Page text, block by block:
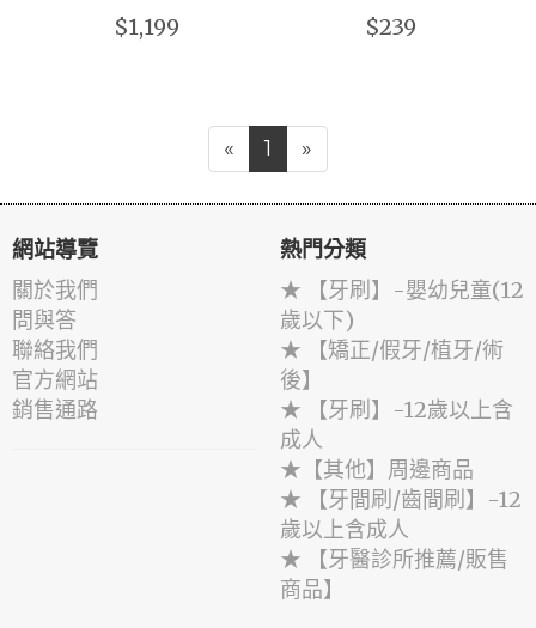
$1,199 $239
« 1 »
網站導覽
關於我們
問與答
聯絡我們
官方網站
銷售通路
熱門分類
★ 【牙刷】-嬰幼兒童(12
歲以下)
★ 【矯正/假牙/植牙/術
後】
★ 【牙刷】-12歲以上含
成人
★【其他】周邊商品
★ 【牙間刷/齒間刷】-12
歲以上含成人
★ 【牙醫診所推薦/販售
商品】